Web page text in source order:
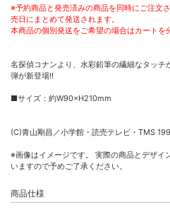
※予約商品と発売済みの商品を同時にご注文
売日にまとめて発送されます。
本商品の個別発送をご希望の場合はカートを
名探偵コナンより、水彩鉛筆の繊細なタッチ
弾が新登場!!
■サイズ：約W90×H210mm
(C)青山剛昌／小学館・読売テレビ・TMS
※画像はイメージです。 実際の商品とデザイ
いますので予めご了承ください。
商品仕様